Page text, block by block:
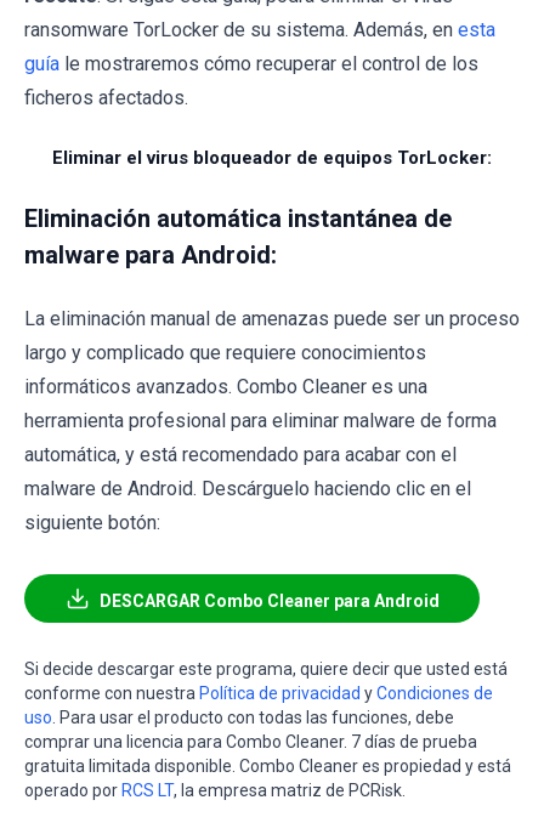
ransomware TorLocker de su sistema. Además, en esta
guía le mostraremos cómo recuperar el control de los
ficheros afectados.
Eliminar el virus bloqueador de equipos TorLocker:
Eliminación automática instantánea de
malware para Android:
La eliminación manual de amenazas puede ser un proceso
largo y complicado que requiere conocimientos
informáticos avanzados. Combo Cleaner es una
herramienta profesional para eliminar malware de forma
automática, y está recomendado para acabar con el
malware de Android. Descárguelo haciendo clic en el
siguiente botón:
DESCARGAR Combo Cleaner para Android
Si decide descargar este programa, quiere decir que usted está
conforme con nuestra Política de privacidad yCondiciones de
uso. Para usar el producto con todas las funciones, debe
comprar una licencia para Combo Cleaner. 7 días de prueba
gratuita limitada disponible. Combo Cleaner es propiedad y está
operado por RCS LT, la empresa matriz de PCRisk.